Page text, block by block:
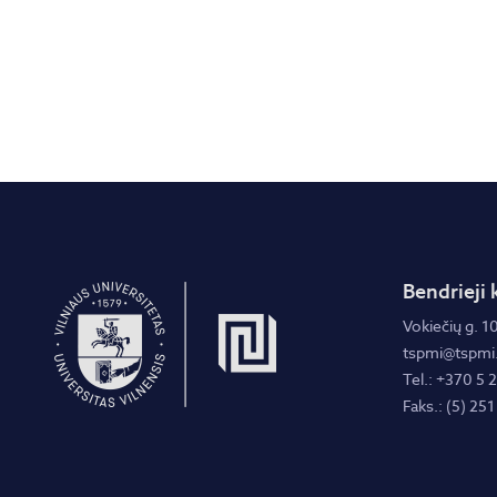
Bendrieji
Vokiečių g.
Tel.: +370 5
Faks.: (5)